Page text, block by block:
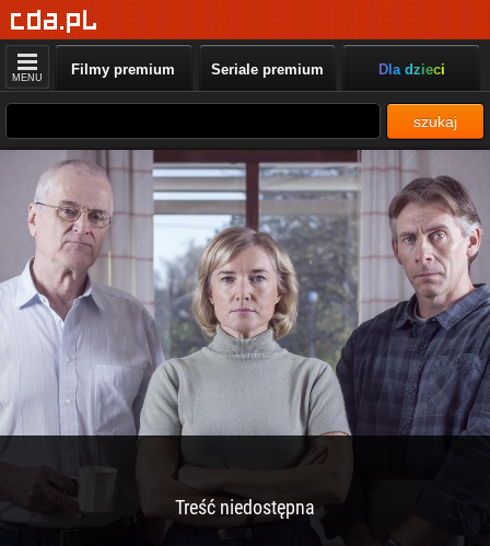
MENU Filmy premium Seriale premium Dla dzieci
szukaj
Treść niedostępna